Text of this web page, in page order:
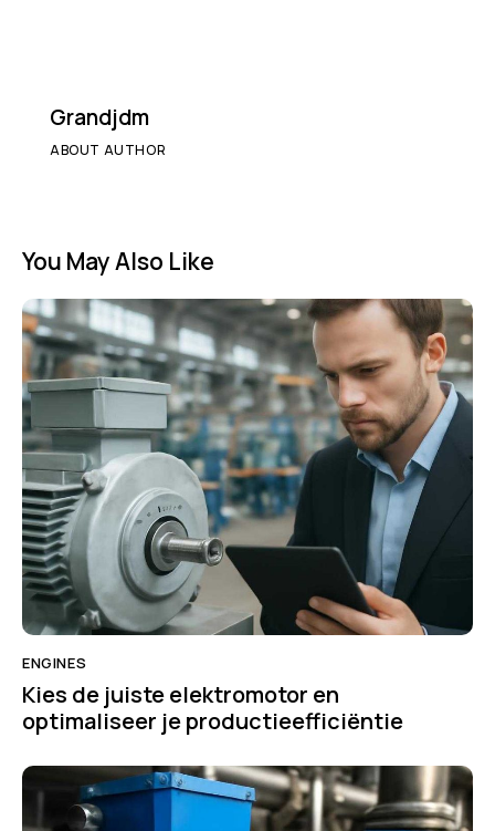
Grandjdm
ABOUT AUTHOR
You May Also Like
ENGINES
Kies de juiste elektromotor en
optimaliseer je productieefficiëntie